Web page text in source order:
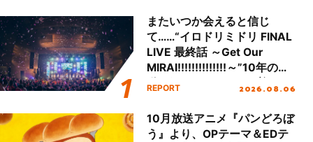
またいつか会えると信じ
て……“イロドリミドリ FINAL
LIVE 最終話 ～Get Our
MIRAI!!!!!!!!!!!!!!～”10年の活
動を経てファイナルを迎える
REPORT 2026.08.06
10月放送アニメ『パンどろぼ
う』より、OPテーマ＆EDテ